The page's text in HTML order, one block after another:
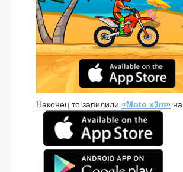
Наконец то запилили «Moto x3m»